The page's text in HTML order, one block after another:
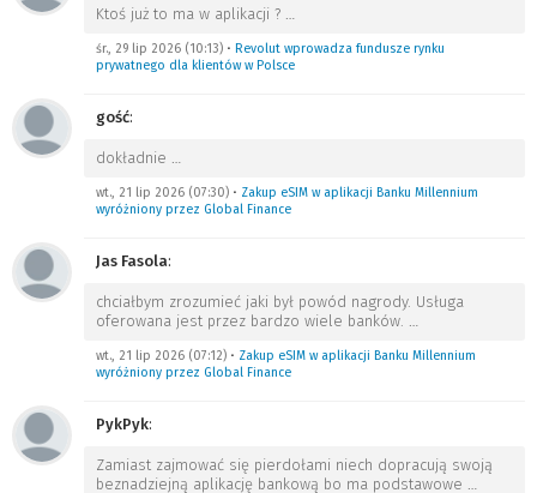
Ktoś już to ma w aplikacji ?
śr., 29 lip 2026 (10:13) • Revolut wprowadza fundusze rynku
prywatnego dla klientów w Polsce
gość:
dokładnie
wt., 21 lip 2026 (07:30) • Zakup eSIM w aplikacji Banku Millennium
wyróżniony przez Global Finance
Jas Fasola:
chciałbym zrozumieć jaki był powód nagrody. Usługa
oferowana jest przez bardzo wiele banków.
wt., 21 lip 2026 (07:12) • Zakup eSIM w aplikacji Banku Millennium
wyróżniony przez Global Finance
PykPyk:
Zamiast zajmować się pierdołami niech dopracują swoją
beznadziejną aplikację bankową bo ma podstawowe